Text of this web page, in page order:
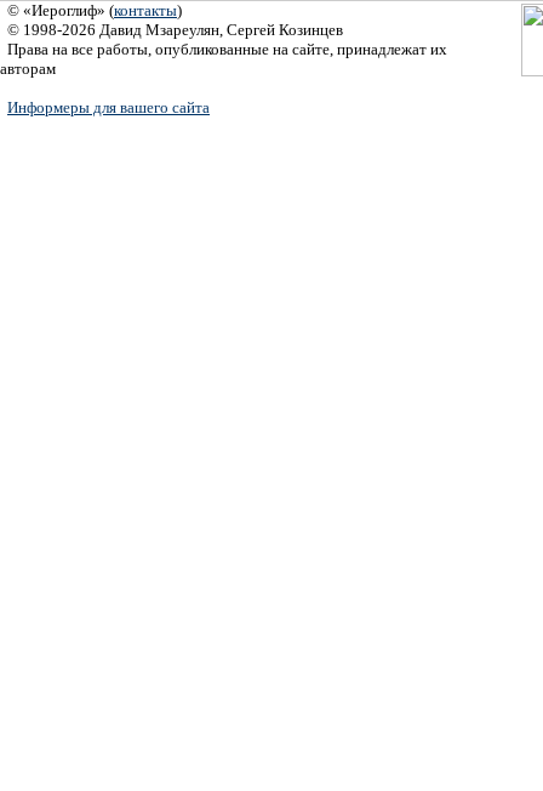
© «Иероглиф» (контакты)
© 1998-2026 Давид Мзареулян, Сергей Козинцев
Права на все работы, опубликованные на сайте, принадлежат их
авторам
Информеры для вашего сайта